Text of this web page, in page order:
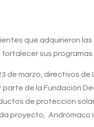
que adquirieron
sus programas
de marzo, directivos de
parte de la Fundación
de protección
proyecto, Andrómaco